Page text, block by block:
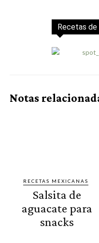
Recetas
Notas
RECETAS MEXICANAS
Salsita de
aguacate para
snacks